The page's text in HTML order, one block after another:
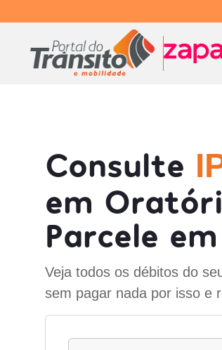
Consulte
em
Parcele
Veja todos os débitos do
sem pagar nada por isso e